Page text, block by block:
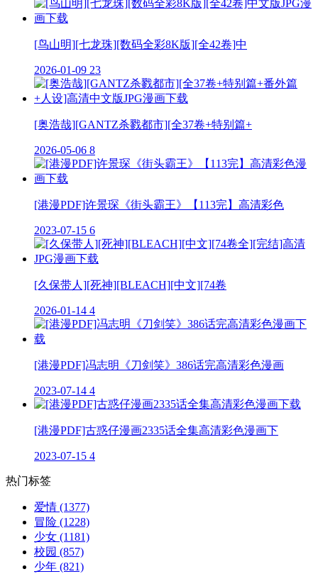
[鸟山明][七龙珠][数码全彩8K版][全42卷]中
2026-01-09 23
[奥浩哉][GANTZ杀戮都市][全37卷+特别篇+
2026-05-06 8
[港漫PDF]许景琛《街头霸王》【113完】高清彩色
2023-07-15 6
[久保带人][死神][BLEACH][中文][74卷
2026-01-14 4
[港漫PDF]冯志明《刀剑笑》386话完高清彩色漫画
2023-07-14 4
[港漫PDF]古惑仔漫画2335话全集高清彩色漫画下
2023-07-15 4
热门标签
爱情 (1377)
冒险 (1228)
少女 (1181)
校园 (857)
少年 (821)